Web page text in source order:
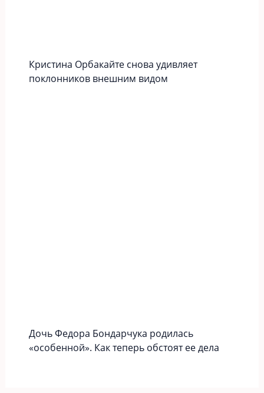
Кристина Орбакайте снова удивляет
поклонников внешним видом
Дочь Федора Бондарчука родилась
«особенной». Как теперь обстоят ее дела